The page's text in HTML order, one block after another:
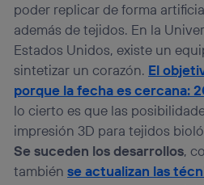
poder replicar de forma
además de tejidos. En la
Estados Unidos, existe un
sintetizar un corazón. El
porque la fecha es cercana:
lo cierto es que las
impresión 3D para tejidos
Se suceden los desarrollos,
tambiénse actualizan las